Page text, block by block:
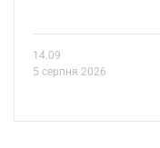
14.09
5 серпня 2026